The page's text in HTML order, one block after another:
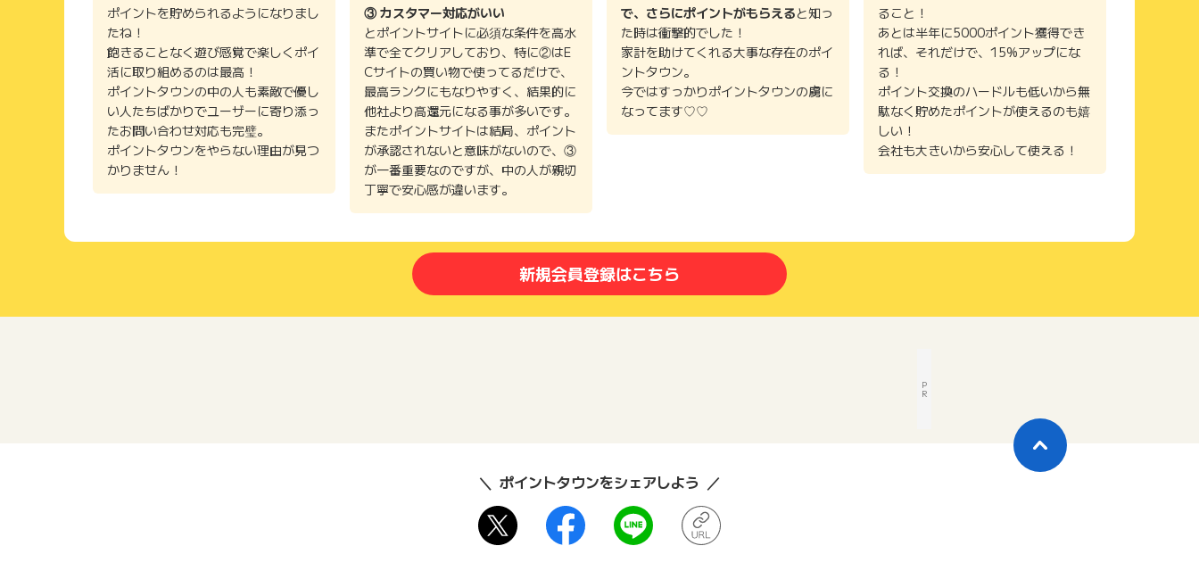
ポイントを貯められるようになりまし
たね！
飽きることなく遊び感覚で楽しくポイ
活に取り組めるのは最高！
ポイントタウンの中の人も素敵で優し
い人たちばかりでユーザーに寄り添っ
たお問い合わせ対応も完璧。
ポイントタウンをやらない理由が見つ
かりません！
③ カスタマー対応がいい
とポイントサイトに必須な条件を高水
準で全てクリアしており、特に②はE
Cサイトの買い物で使ってるだけで、
最高ランクにもなりやすく、結果的に
他社より高還元になる事が多いです。
またポイントサイトは結局、ポイント
が承認されないと意味がないので、③
が一番重要なのですが、中の人が親切
丁寧で安心感が違います。
で、さらにポイントがもらえると知っ
た時は衝撃的でした！
家計を助けてくれる大事な存在のポイ
ントタウン。
今ではすっかりポイントタウンの虜に
なってます♡♡
ること！
あとは半年に5000ポイント獲得でき
れば、それだけで、15%アップにな
る！
ポイント交換のハードルも低いから無
駄なく貯めたポイントが使えるのも嬉
しい！
会社も大きいから安心して使える！
新規会員登録はこちら
P
R
ポイントタウンをシェアしよう